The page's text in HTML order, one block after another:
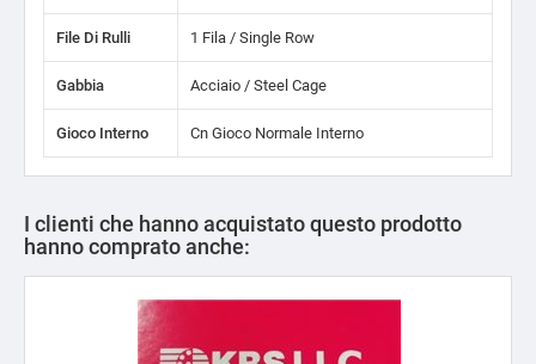
File Di Rulli 1 Fila / Single Row
Gabbia Acciaio / Steel Cage
Gioco Interno Cn Gioco Normale Interno
I clienti che hanno acquistato questo prodotto
hanno comprato anche: